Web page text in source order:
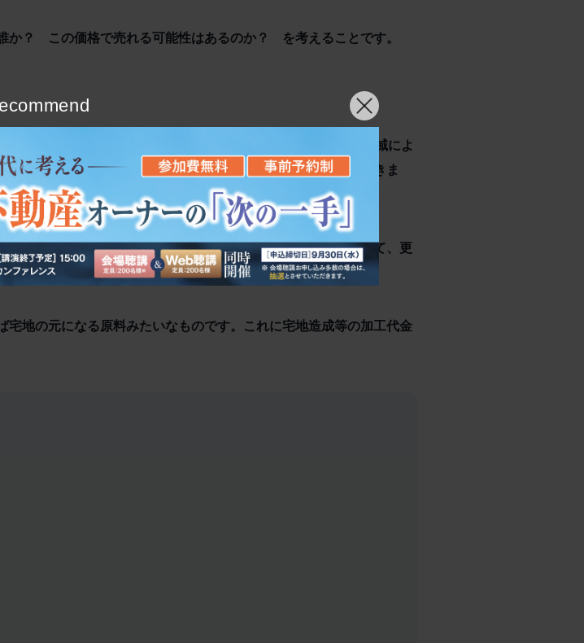
か？ この価格で売れる可能性はあるのか？ を考えることです。
格も2,000～3,000万程度と買いやすくなります（もちろん地域によ
いわゆるエンドユーザーと呼ばれるサラリーマン層が期待できま
者が購入して、多額の宅地造成工事費や広告費等の経費をかけて、更
のエンドユーザーに販売することが通常です。
地の元になる原料みたいなものです。これに宅地造成等の加工代金